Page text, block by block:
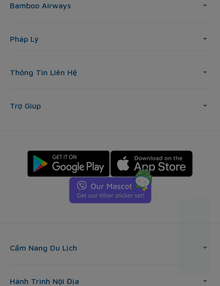
Bamboo Airways
Pháp Lý
Thông Tin Liên Hệ
Trợ Giúp
Cẩm Nang Du Lịch
Hành Trình Nội Địa